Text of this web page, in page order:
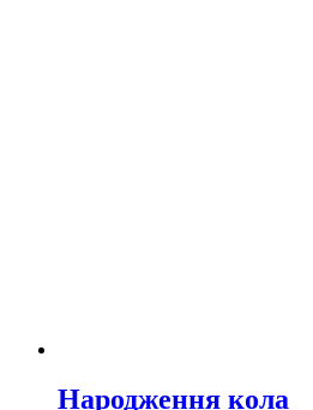
Народження кола